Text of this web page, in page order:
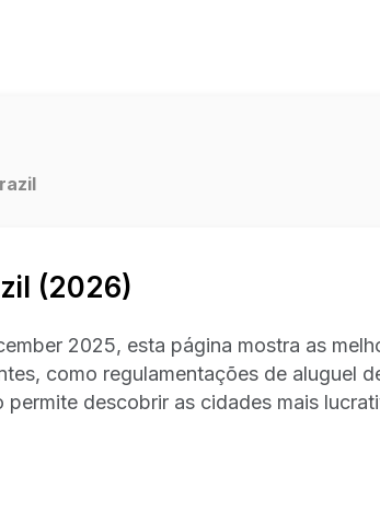
(2026)
2025, esta página mostra as
como regulamentações de aluguel
descobrir as cidades mais